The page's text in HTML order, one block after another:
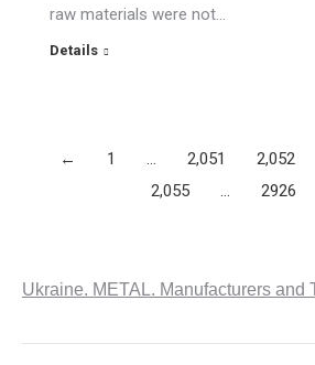
raw materials were not…
Details
← 1 … 2,051 2,052
2,055
… 2926
Ukraine. METAL. Manufacturers and